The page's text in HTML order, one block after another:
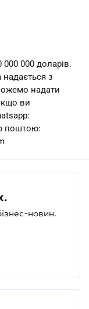
000 доларів.
з
надати
ви
поштою:
новин.